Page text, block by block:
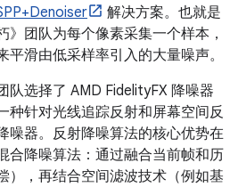
解决方案。也就是
》团队为每个像素采集一个样本，
滑由低采样率引入的大量噪声。
队选择了 AMD FidelityFX 降噪器
种针对光线追踪反射和屏幕空间反
噪器。反射降噪算法的核心优势在
合降噪算法：通过融合当前帧和历
），再结合空间滤波技术（例如基